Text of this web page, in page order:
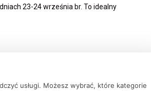
23-24 września br. To idealny
usługi. Możesz wybrać, które kategorie